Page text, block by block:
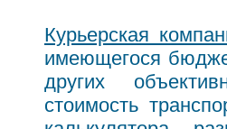
Курьерская
имеющегося
других
стоимость